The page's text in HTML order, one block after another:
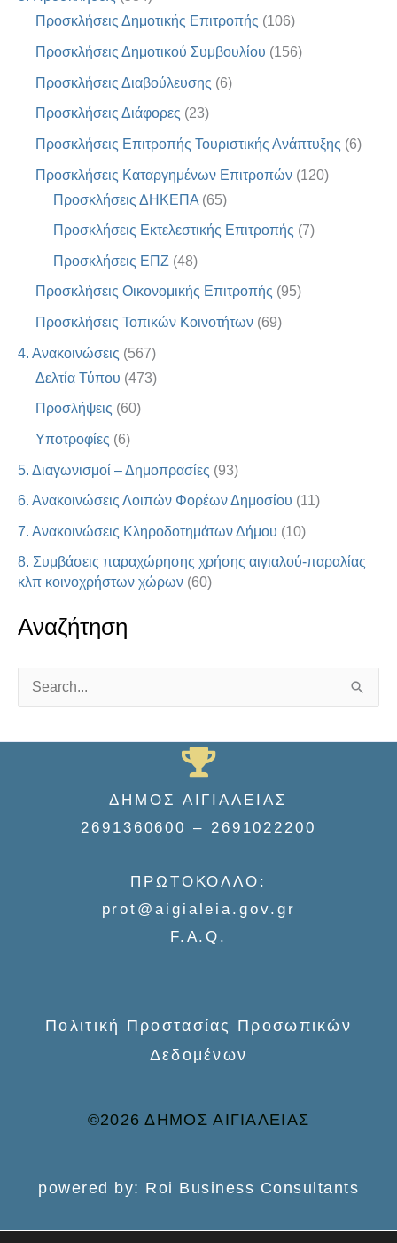
Προσκλήσεις Δημοτικής Επιτροπής (106)
Προσκλήσεις Δημοτικού Συμβουλίου (156)
Προσκλήσεις Διαβούλευσης (6)
Προσκλήσεις Διάφορες (23)
Προσκλήσεις Επιτροπής Τουριστικής Ανάπτυξης (6)
Προσκλήσεις Καταργημένων Επιτροπών (120)
Προσκλήσεις ΔΗΚΕΠΑ (65)
Προσκλήσεις Εκτελεστικής Επιτροπής (7)
Προσκλήσεις ΕΠΖ (48)
Προσκλήσεις Οικονομικής Επιτροπής (95)
Προσκλήσεις Τοπικών Κοινοτήτων (69)
4. Ανακοινώσεις (567)
Δελτία Τύπου (473)
Προσλήψεις (60)
Υποτροφίες (6)
5. Διαγωνισμοί – Δημοπρασίες (93)
6. Ανακοινώσεις Λοιπών Φορέων Δημοσίου (11)
7. Ανακοινώσεις Κληροδοτημάτων Δήμου (10)
8. Συμβάσεις παραχώρησης χρήσης αιγιαλού-παραλίας
κλπ κοινοχρήστων χώρων (60)
Αναζήτηση
a
ΔΗΜΟΣ ΑΙΓΙΑΛΕΙΑΣ
2691360600 – 2691022200
ΠΡΩΤΟΚΟΛΛΟ:
prot@aigialeia.gov.gr
F.A.Q.
Πολιτική Προστασίας Προσωπικών
Δεδομένων
©2026 ΔΗΜΟΣ ΑΙΓΙΑΛΕΙΑΣ
powered by: Roi Business Consultants